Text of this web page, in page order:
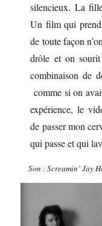
silencieux. La
Un film qui prend
de toute façon
drôle et on
combinaison de
comme si on
expérience, le
de passer mon
qui passe et qui
Son : Screamin’ Jay